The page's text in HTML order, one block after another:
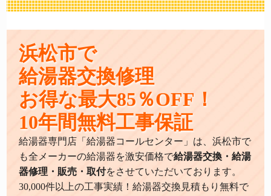
浜松市で
給湯器交換修理
お得な最大85％OFF！
10年間無料工事保証
給湯器専門店「給湯器コールセンター」は、浜松市で
も全メーカーの給湯器を激安価格で給湯器交換・給湯
器修理・販売・取付をさせていただいております。
30,000件以上の工事実績！給湯器交換見積もり無料で